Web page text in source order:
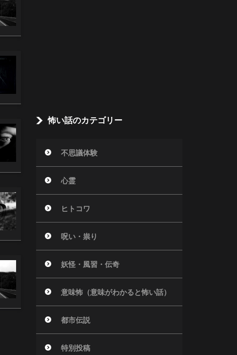
怖い話のカテゴリー
不思議体験
心霊
ヒトコワ
呪い・祟り
妖怪・風習・伝奇
意味怖（意味がわかると怖い話）
都市伝説
特別投稿